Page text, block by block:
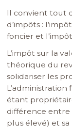
Il convient tout
d’impôts :
foncier et
L’impôt sur la
théorique du
solidariser les
L’administration
étant
différence
plus élevé) et